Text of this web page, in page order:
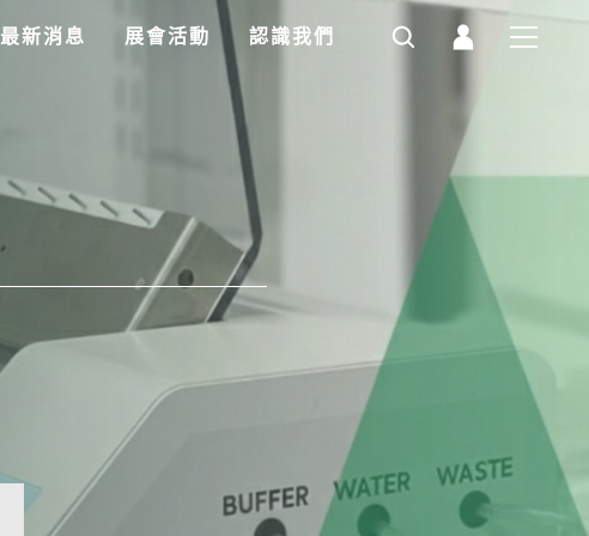
最新消息 展會活動 認識我們